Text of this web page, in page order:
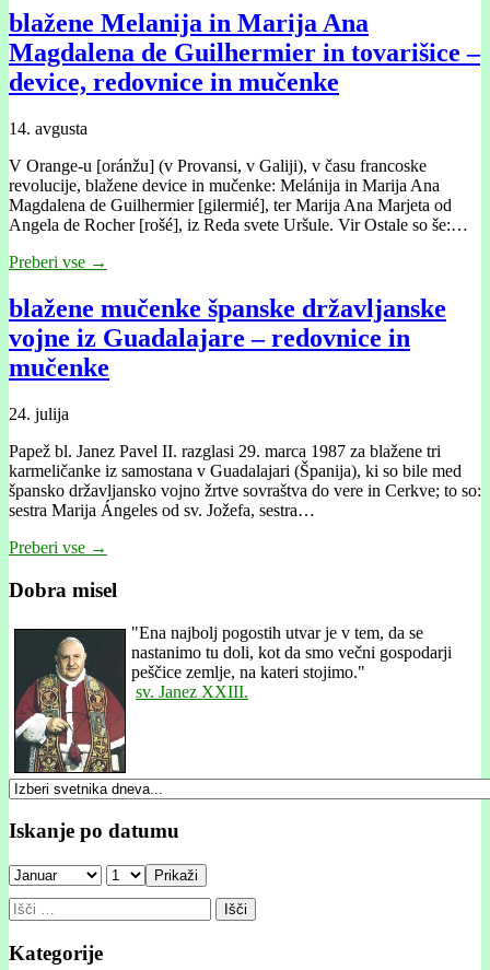
blažene Melanija in Marija Ana
Magdalena de Guilhermier in tovarišice –
device, redovnice in mučenke
14. avgusta
V Orange-u [oránžu] (v Provansi, v Galiji), v času francoske
revolucije, blažene device in mučenke: Melánija in Marija Ana
Magdalena de Guilhermier [gilermié], ter Marija Ana Marjeta od
Angela de Rocher [rošé], iz Reda svete Uršule. Vir Ostale so še:…
Preberi vse →
blažene mučenke španske državljanske
vojne iz Guadalajare – redovnice in
mučenke
24. julija
Papež bl. Janez Pavel II. razglasi 29. marca 1987 za blažene tri
karmeličanke iz samostana v Guadalajari (Španija), ki so bile med
špansko državljansko vojno žrtve sovraštva do vere in Cerkve; to so:
sestra Marija Ángeles od sv. Jožefa, sestra…
Preberi vse →
Dobra misel
"Ena najbolj pogostih utvar je v tem, da se
nastanimo tu doli, kot da smo večni gospodarji
peščice zemlje, na kateri stojimo."
sv. Janez XXIII.
Iskanje po datumu
Prikaži
Išči:
Kategorije